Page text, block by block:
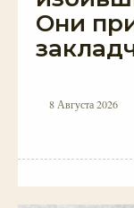
Они
8 Августа 2026